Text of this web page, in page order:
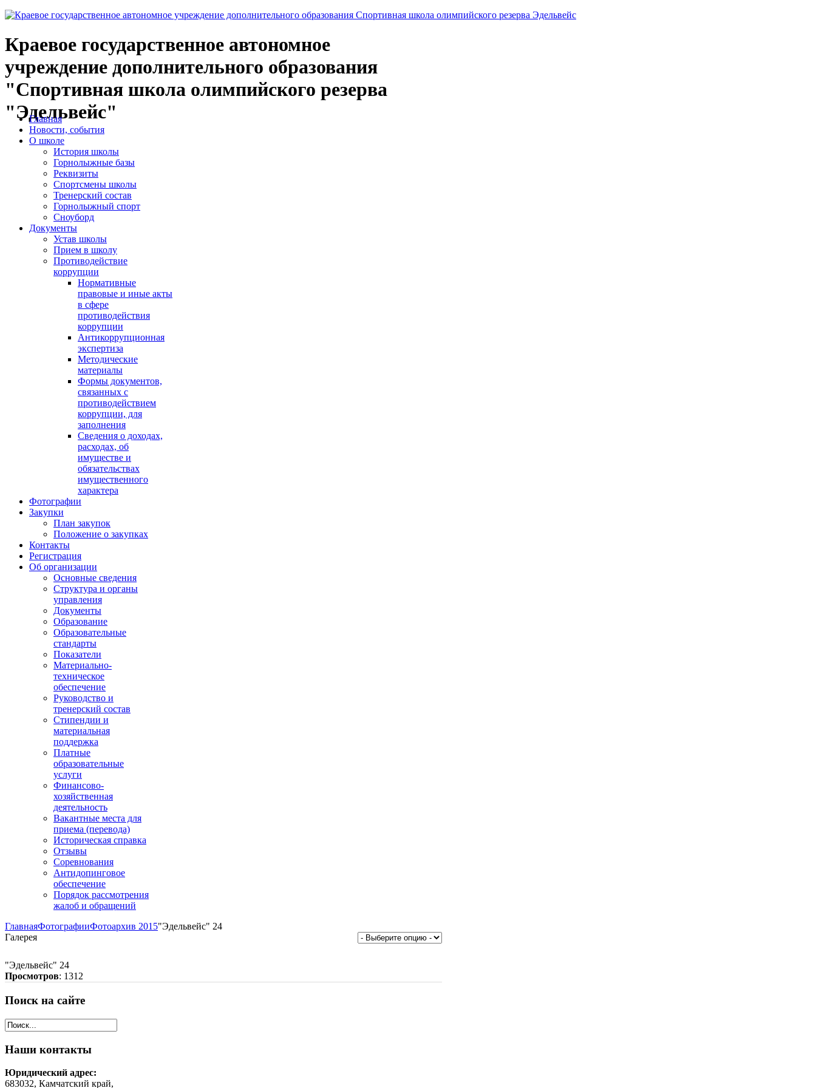
Краевое государственное автономное
учреждение дополнительного образования
"Спортивная школа олимпийского резерва
"Эдельвейс"
Главная
Новости, события
О школе
История школы
Горнолыжные базы
Реквизиты
Спортсмены школы
Тренерский состав
Горнолыжный спорт
Сноуборд
Документы
Устав школы
Прием в школу
Противодействие
коррупции
Нормативные
правовые и иные акты
в сфере
противодействия
коррупции
Антикоррупционная
экспертиза
Методические
материалы
Формы документов,
связанных с
противодействием
коррупции, для
заполнения
Сведения о доходах,
расходах, об
имуществе и
обязательствах
имущественного
характера
Фотографии
Закупки
План закупок
Положение о закупках
Контакты
Регистрация
Об организации
Основные сведения
Структура и органы
управления
Документы
Образование
Образовательные
стандарты
Показатели
Материально-
техническое
обеспечение
Руководство и
тренерский состав
Стипендии и
материальная
поддержка
Платные
образовательные
услуги
Финансово-
хозяйственная
деятельность
Вакантные места для
приема (перевода)
Историческая справка
Отзывы
Соревнования
Антидопинговое
обеспечение
Порядок рассмотрения
жалоб и обращений
ГлавнаяФотографииФотоархив 2015"Эдельвейс" 24
Галерея
"Эдельвейс" 24
Просмотров: 1312
Поиск на сайте
Наши контакты
Юридический адрес:
683032, Камчатский край,